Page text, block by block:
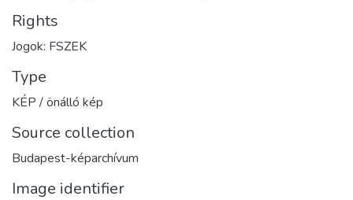
Rights
Jogok: FSZEK
Type
KÉP / önálló kép
Source collection
Budapest-képarchívum
Image identifier